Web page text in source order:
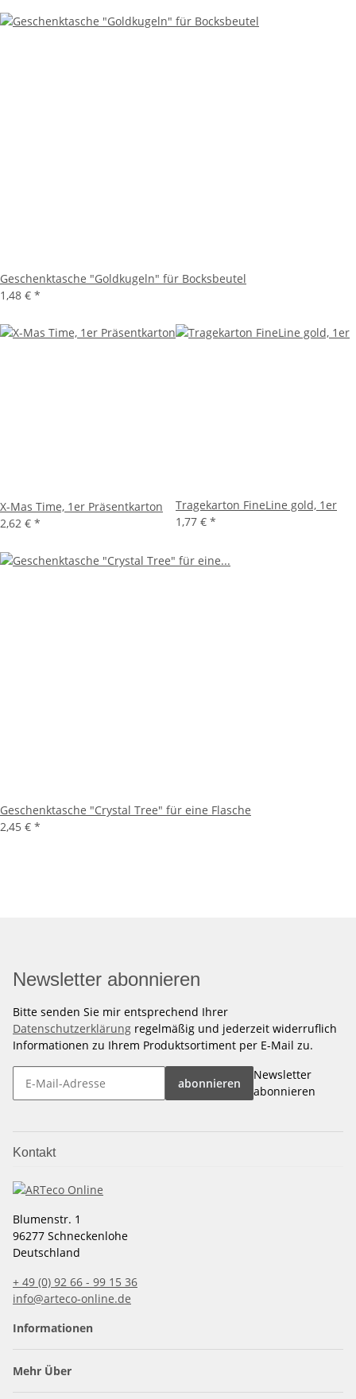
Geschenktasche "Goldkugeln" für Bocksbeutel
1,48 € *
X-Mas Time, 1er Präsentkarton
2,62 € *
Tragekarton FineLine gold, 1er
1,77 € *
Geschenktasche "Crystal Tree" für eine Flasche
2,45 € *
Newsletter abonnieren
Bitte senden Sie mir entsprechend Ihrer
Datenschutzerklärung regelmäßig und jederzeit widerruflich
Informationen zu Ihrem Produktsortiment per E-Mail zu.
abonnieren
Newsletter
abonnieren
Kontakt
Blumenstr. 1
96277 Schneckenlohe
Deutschland
+ 49 (0) 92 66 - 99 15 36
info@arteco-online.de
Informationen
Mehr Über